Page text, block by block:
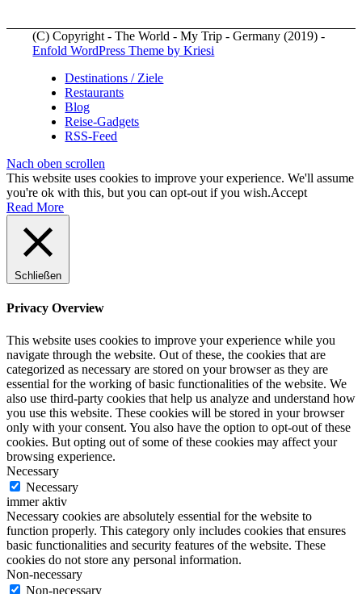
(C) Copyright - The World - My Trip - Germany (2019) -
Enfold WordPress Theme by Kriesi
Destinations / Ziele
Restaurants
Blog
Reise-Gadgets
RSS-Feed
Nach oben scrollen
This website uses cookies to improve your experience. We'll assume
you're ok with this, but you can opt-out if you wish.Accept
Read More
Schließen
Privacy Overview
This website uses cookies to improve your experience while you
navigate through the website. Out of these, the cookies that are
categorized as necessary are stored on your browser as they are
essential for the working of basic functionalities of the website. We
also use third-party cookies that help us analyze and understand how
you use this website. These cookies will be stored in your browser
only with your consent. You also have the option to opt-out of these
cookies. But opting out of some of these cookies may affect your
browsing experience.
Necessary
Necessary
immer aktiv
Necessary cookies are absolutely essential for the website to
function properly. This category only includes cookies that ensures
basic functionalities and security features of the website. These
cookies do not store any personal information.
Non-necessary
Non-necessary